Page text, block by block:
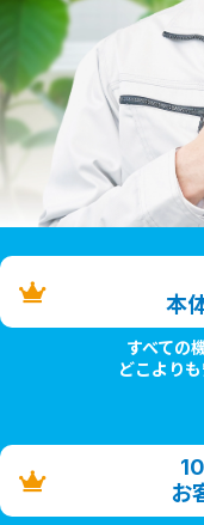
本
すべての
どこより
お